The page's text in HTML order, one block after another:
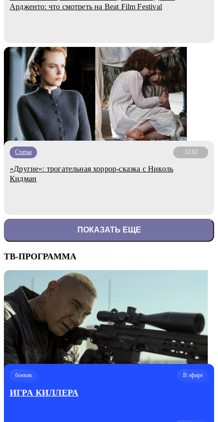
Ардженто: что смотреть на Beat Film Festival
Статьи 12.02
«Другие»: трогательная хоррор-сказка с Николь
Кидман
ПОКАЗАТЬ ЕЩЕ
ТВ-ПРОГРАММА
боевик В эфире
ИГРА КИЛЛЕРА